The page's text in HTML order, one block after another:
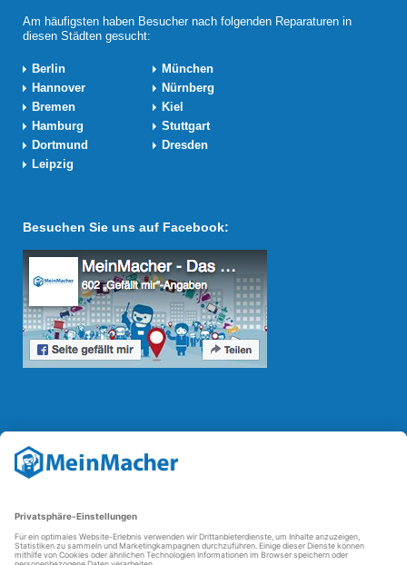
Am häufigsten haben Besucher nach folgenden Reparaturen in
diesen Städten gesucht:
Berlin
München
Hannover
Nürnberg
Bremen
Kiel
Hamburg
Stuttgart
Dortmund
Dresden
Leipzig
Besuchen Sie uns auf Facebook:
Reparatur Revolution
Mit derReparatur-Revolution
Reparaturbedingungen in Deutschland: Für Produkte, die sich gut
reparierenden Betriebe und des Reparatur-Know-hows in
Deutschland.
Weitere Informationen